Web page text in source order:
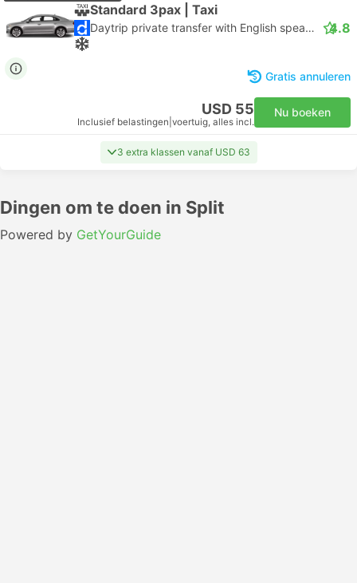
Standard 3pax | Taxi
Daytrip private transfer with English speaking driver 4.8
Gratis annuleren
USD 55
Inclusief belastingen voertuig, alles incl.
Nu boeken
3 extra klassen vanaf USD 63
Dingen om te doen in Split
Powered by GetYourGuide